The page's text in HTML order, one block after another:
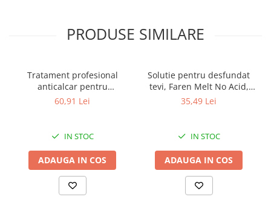
carpa) pentru a preveni raspandirea fumului rezultat din reactie.
- Evitati utilizarea focului deschis si fumatul.
- In unele situatii poate fi necesar sa repetati operatiunea dupa
15 minute.
PRODUSE SIMILARE
Tratament profesional
anticalcar pentru
rezervoare WC, Faren F200,
60,91 Lei
IN STOC
ADAUGA IN COS
Solutie pentru desfundat
tevi, Faren Melt No Acid,
1000 ml
35,49 Lei
IN STOC
ADAUGA IN COS